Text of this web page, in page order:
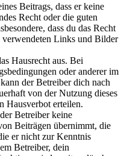
Beitrags, dass er keine
Recht oder die guten
dass du das Recht
Links und Bilder
Hausrecht aus. Bei
oder anderer im
der Betreiber dich nach
von der Nutzung dieses
Hausverbot erteilen.
Betreiber keine
Beiträgen übernimmt, die
er nicht zur Kenntnis
Betreiber, dein